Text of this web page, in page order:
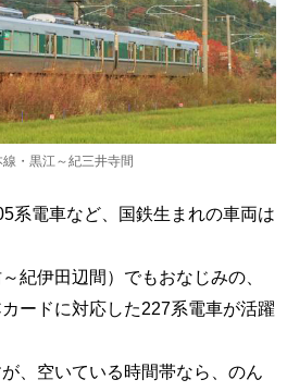
・黒江～紀三井寺間
系電車など、国鉄生まれの車両は
紀伊田辺間）でもおなじみの、
ードに対応した227系電車が活躍
、空いている時間帯なら、のん